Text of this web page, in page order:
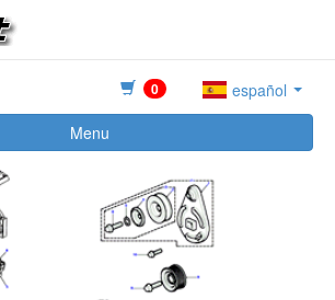
0
español
Menu